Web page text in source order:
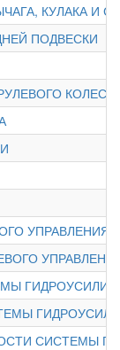
КУЛАКА И
ПОДВЕСКИ
КОЛЕСА
УПРАВЛЕНИЯ
СИСТЕМЫ